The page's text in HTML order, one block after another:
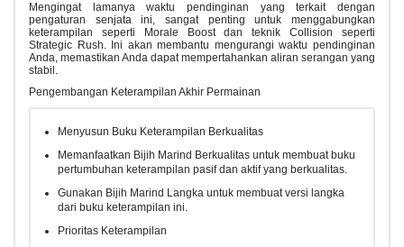
Mengingat lamanya waktu pendinginan yang terkait dengan
pengaturan senjata ini, sangat penting untuk menggabungkan
keterampilan seperti Morale Boost dan teknik Collision seperti
Strategic Rush. Ini akan membantu mengurangi waktu pendinginan
Anda, memastikan Anda dapat mempertahankan aliran serangan yang
stabil.
Pengembangan Keterampilan Akhir Permainan
Menyusun Buku Keterampilan Berkualitas
Memanfaatkan Bijih Marind Berkualitas untuk membuat buku
pertumbuhan keterampilan pasif dan aktif yang berkualitas.
Gunakan Bijih Marind Langka untuk membuat versi langka
dari buku keterampilan ini.
Prioritas Keterampilan